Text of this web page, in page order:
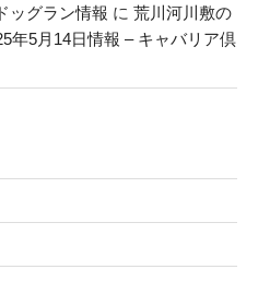
グラン情報 に 荒川河川敷の
5月14日情報 – キャバリア倶